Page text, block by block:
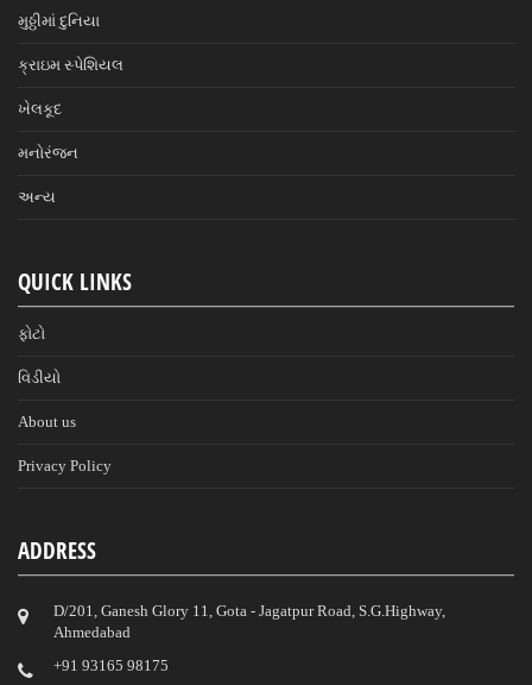
મુઠ્ઠીમાં દુનિયા
ક્રાઇમ સ્પેશિયલ
ખેલકૂદ
મનોરંજન
અન્ય
QUICK LINKS
ફોટો
વિડીયો
About us
Privacy Policy
ADDRESS
D/201, Ganesh Glory 11, Gota - Jagatpur Road, S.G.Highway,
Ahmedabad
‎+91 93165 98175